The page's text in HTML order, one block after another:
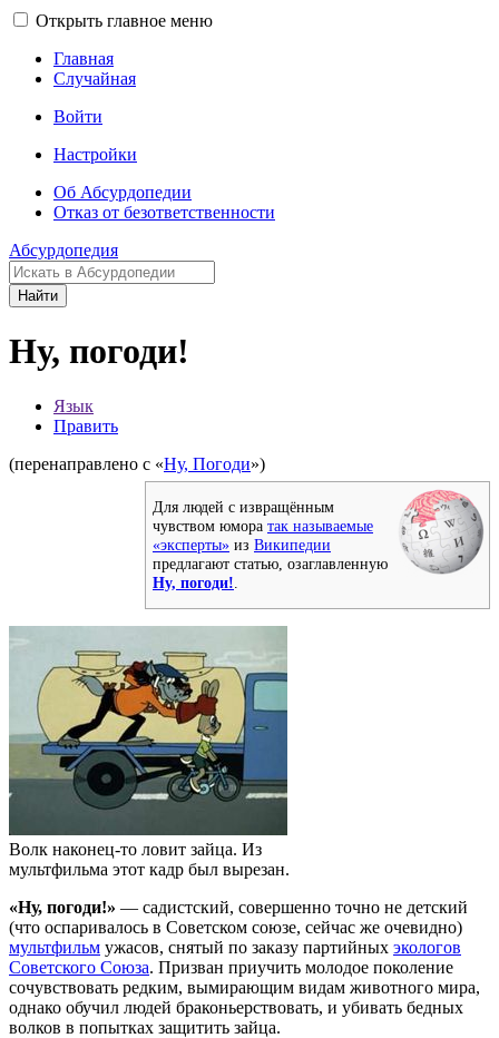
Открыть главное меню
Главная
Случайная
Войти
Настройки
Об Абсурдопедии
Отказ от безответственности
Абсурдопедия
Найти
Ну, погоди!
Язык
Править
(перенаправлено с «Ну, Погоди»)
Для людей с извращённым
чувством юмора так называемые
«эксперты» из Википедии
предлагают статью, озаглавленную
Ну, погоди!
Волк наконец-то ловит зайца. Из
мультфильма этот кадр был вырезан.
«Ну, погоди!» — садистский, совершенно точно не детский
(что оспаривалось в Советском союзе, сейчас же очевидно)
мультфильм ужасов, снятый по заказу партийных экологов
Советского Союза. Призван приучить молодое поколение
сочувствовать редким, вымирающим видам животного мира,
однако обучил людей браконьерствовать, и убивать бедных
волков в попытках защитить зайца.